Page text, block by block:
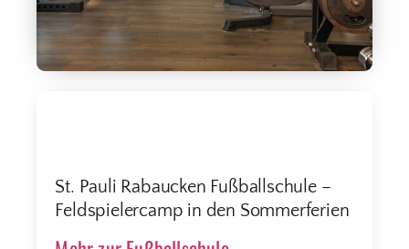
St. Pauli Rabaucken Fußballschule –
Feldspielercamp in den Sommerferien